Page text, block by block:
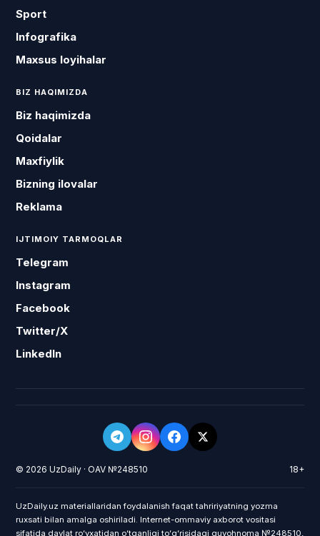
Sport
Infografika
Maxsus loyihalar
BIZ HAQIMIZDA
Biz haqimizda
Qoidalar
Maxfiylik
Bizning ilovalar
Reklama
IJTIMOIY TARMOQLAR
Telegram
Instagram
Facebook
Twitter/X
LinkedIn
© 2026 UzDaily · OAV №248510 18+
UzDaily.uz materiallaridan foydalanish faqat tahririyatning yozma
ruxsati bilan amalga oshiriladi. Internet-ommaviy axborot vositasi
sifatida davlat roʻyxatidan oʻtganligi toʻgʻrisidagi guvohnoma №248510,